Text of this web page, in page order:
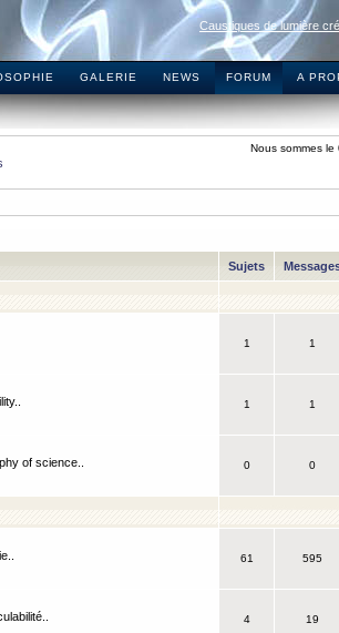
Caustiques de lumière
GALERIE NEWS FORUM A
Nous sommes
Sujets
1 1
1 1
of science..
0 0
61 595
4 19